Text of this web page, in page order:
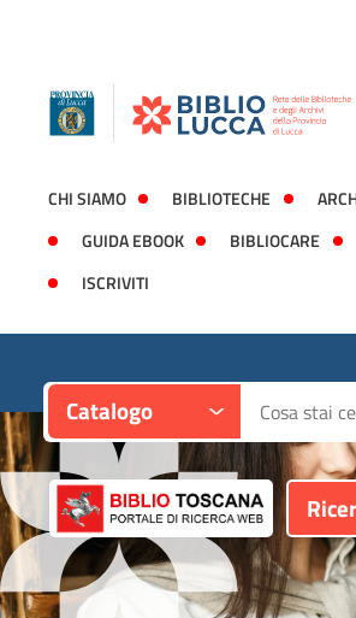
CHI SIAMO BIBLIOTECHE
GUIDA EBOOK
BIBLIOCARE
ISCRIVITI
Catalogo Cerca su